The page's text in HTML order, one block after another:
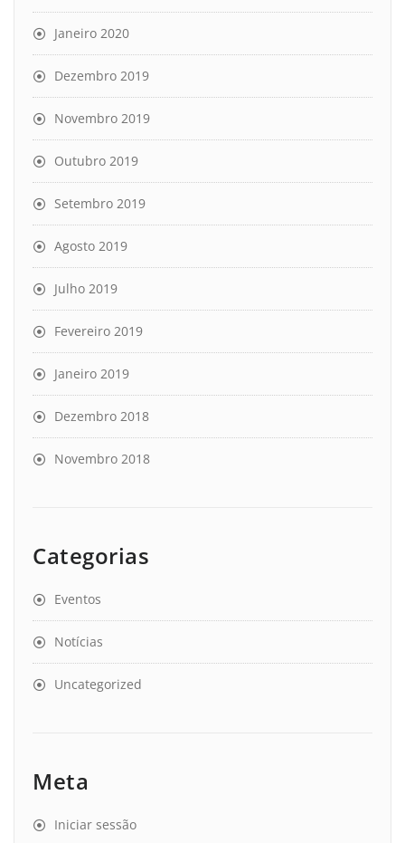
Janeiro 2020
Dezembro 2019
Novembro 2019
Outubro 2019
Setembro 2019
Agosto 2019
Julho 2019
Fevereiro 2019
Janeiro 2019
Dezembro 2018
Novembro 2018
Categorias
Eventos
Notícias
Uncategorized
Meta
Iniciar sessão